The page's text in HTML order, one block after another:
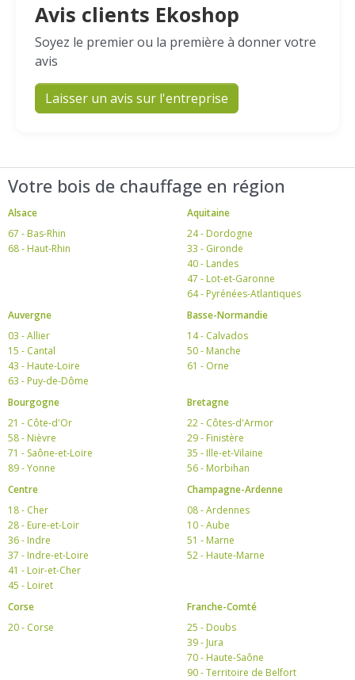
Avis clients Ekoshop
Soyez le premier ou la première à donner votre
avis
Laisser un avis sur l'entreprise
Votre bois de chauffage en région
Alsace
67 - Bas-Rhin
68 - Haut-Rhin
Aquitaine
24 - Dordogne
33 - Gironde
40 - Landes
47 - Lot-et-Garonne
64 - Pyrénées-Atlantiques
Auvergne
03 - Allier
15 - Cantal
43 - Haute-Loire
63 - Puy-de-Dôme
Basse-Normandie
14 - Calvados
50 - Manche
61 - Orne
Bourgogne
21 - Côte-d'Or
58 - Nièvre
71 - Saône-et-Loire
89 - Yonne
Bretagne
22 - Côtes-d'Armor
29 - Finistère
35 - Ille-et-Vilaine
56 - Morbihan
Centre
18 - Cher
28 - Eure-et-Loir
36 - Indre
37 - Indre-et-Loire
41 - Loir-et-Cher
45 - Loiret
Champagne-Ardenne
08 - Ardennes
10 - Aube
51 - Marne
52 - Haute-Marne
Corse
20 - Corse
Franche-Comté
25 - Doubs
39 - Jura
70 - Haute-Saône
90 - Territoire de Belfort